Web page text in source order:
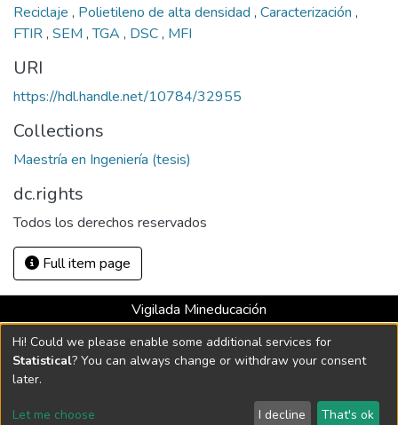
Reciclaje , Polietileno de alta densidad , Caracterización ,
FTIR, SEM ,TGA , DSC, MFI
URI
https://hdl.handle.net/10784/32955
Collections
Maestría en Ingeniería (tesis)
dc.rights
Todos los derechos reservados
Full item page
Vigilada Mineducación
Universidad con Acreditación Institucional hasta 2026 -
Resolución MEN 2158 de 2018
DSpace software copyright © 2002-2026 LYRASIS
Hi! Could we please enable some additional services for
Statistical? You can always change or withdraw your consent
later.
Let me choose I decline That's ok